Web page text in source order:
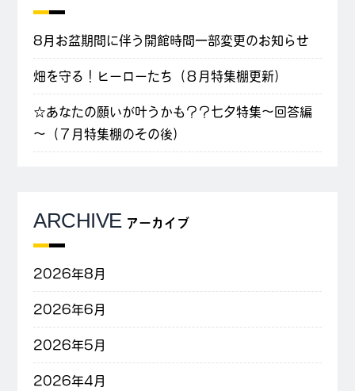
8月お盆期間に伴う開館時間一部変更のお知らせ
畑を守る！ヒーローたち（８月特集棚更新）
☆あなたの願いが叶うかも？？七夕特集～回答編
～（７月特集棚のその後）
ARCHIVE アーカイブ
2026年8月
2026年6月
2026年5月
2026年4月